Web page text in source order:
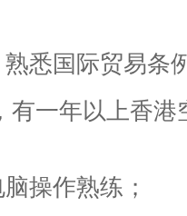
悉国际贸易条
有一年以上香
操作熟练；